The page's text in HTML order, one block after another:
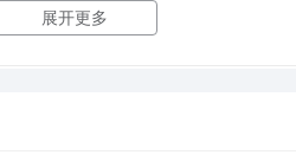
体的公测时间。所以大家可先下载
展开更多